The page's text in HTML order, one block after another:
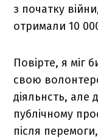
з початку
отримали 10
Повірте, я міг
свою
діяльнсть, але
публічному
після